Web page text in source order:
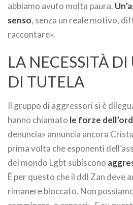
abbiamo avuto molta paura.
senso, senza un reale motivo,
raccontare».
LA NECESSITÀ
DI TUTELA
Il gruppo di aggressori si è
hanno chiamato le forze
denuncia» annuncia ancora
prima volta che esponenti
del mondo Lgbt subiscono
È per questo che il ddl Zan deve
rimanere bloccato. Non